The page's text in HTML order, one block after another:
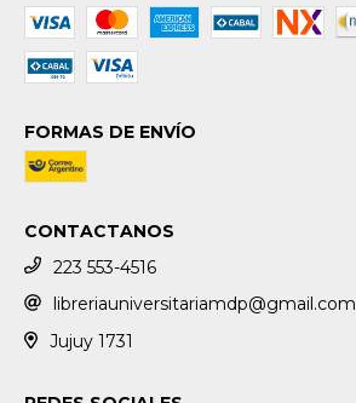
FORMAS DE ENVÍO
CONTACTANOS
223 553-4516
libreriauniversitariamdp@gmail.com
Jujuy 1731